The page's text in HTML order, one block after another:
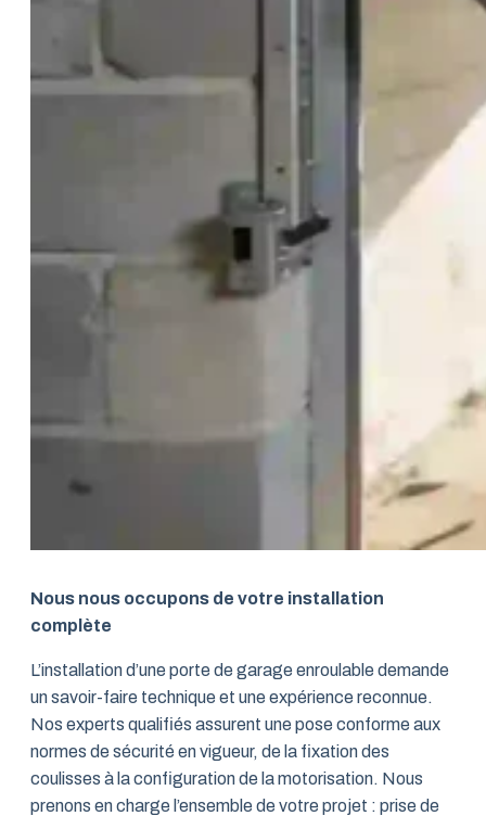
Nous nous occupons de votre installation
complète
L’installation d’une porte de garage enroulable demande
un savoir-faire technique et une expérience reconnue.
Nos experts qualifiés assurent une pose conforme aux
normes de sécurité en vigueur, de la fixation des
coulisses à la configuration de la motorisation. Nous
prenons en charge l’ensemble de votre projet : prise de